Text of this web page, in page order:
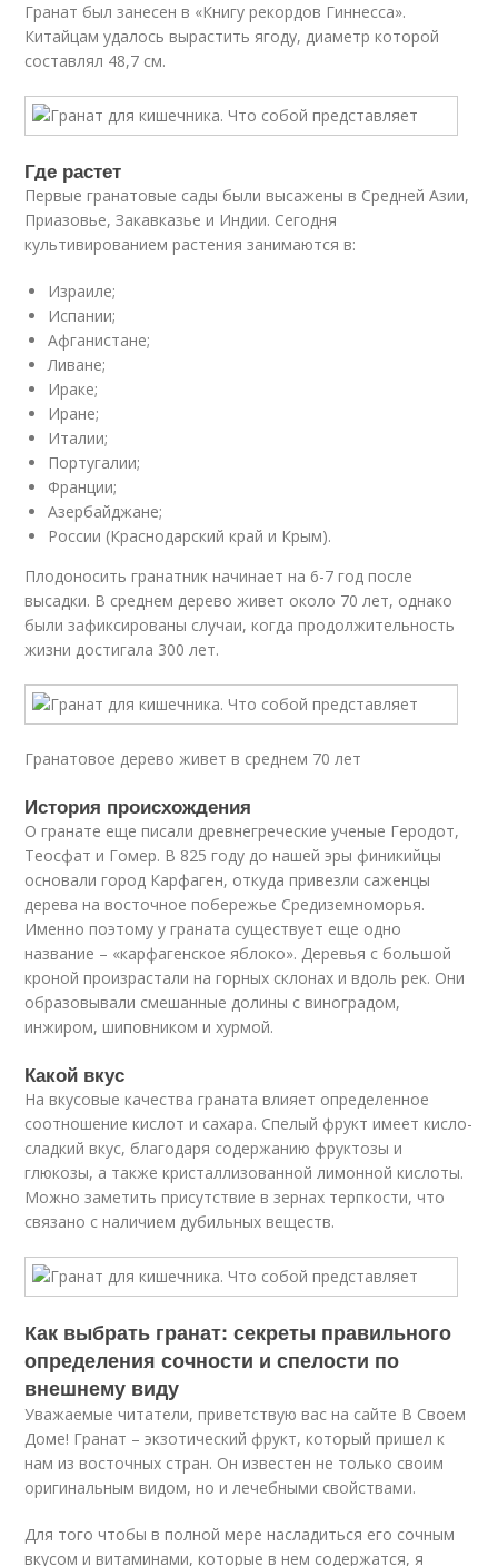
Гранат был занесен в «Книгу рекордов Гиннесса».
Китайцам удалось вырастить ягоду, диаметр которой
составлял 48,7 см.
Где растет
Первые гранатовые сады были высажены в Средней Азии,
Приазовье, Закавказье и Индии. Сегодня
культивированием растения занимаются в:
Израиле;
Испании;
Афганистане;
Ливане;
Ираке;
Иране;
Италии;
Португалии;
Франции;
Азербайджане;
России (Краснодарский край и Крым).
Плодоносить гранатник начинает на 6-7 год после
высадки. В среднем дерево живет около 70 лет, однако
были зафиксированы случаи, когда продолжительность
жизни достигала 300 лет.
Гранатовое дерево живет в среднем 70 лет
История происхождения
О гранате еще писали древнегреческие ученые Геродот,
Теосфат и Гомер. В 825 году до нашей эры финикийцы
основали город Карфаген, откуда привезли саженцы
дерева на восточное побережье Средиземноморья.
Именно поэтому у граната существует еще одно
название – «карфагенское яблоко». Деревья с большой
кроной произрастали на горных склонах и вдоль рек. Они
образовывали смешанные долины с виноградом,
инжиром, шиповником и хурмой.
Какой вкус
На вкусовые качества граната влияет определенное
соотношение кислот и сахара. Спелый фрукт имеет кисло-
сладкий вкус, благодаря содержанию фруктозы и
глюкозы, а также кристаллизованной лимонной кислоты.
Можно заметить присутствие в зернах терпкости, что
связано с наличием дубильных веществ.
Как выбрать гранат: секреты правильного
определения сочности и спелости по
внешнему виду
Уважаемые читатели, приветствую вас на сайте В Своем
Доме! Гранат – экзотический фрукт, который пришел к
нам из восточных стран. Он известен не только своим
оригинальным видом, но и лечебными свойствами.
Для того чтобы в полной мере насладиться его сочным
вкусом и витаминами, которые в нем содержатся, я